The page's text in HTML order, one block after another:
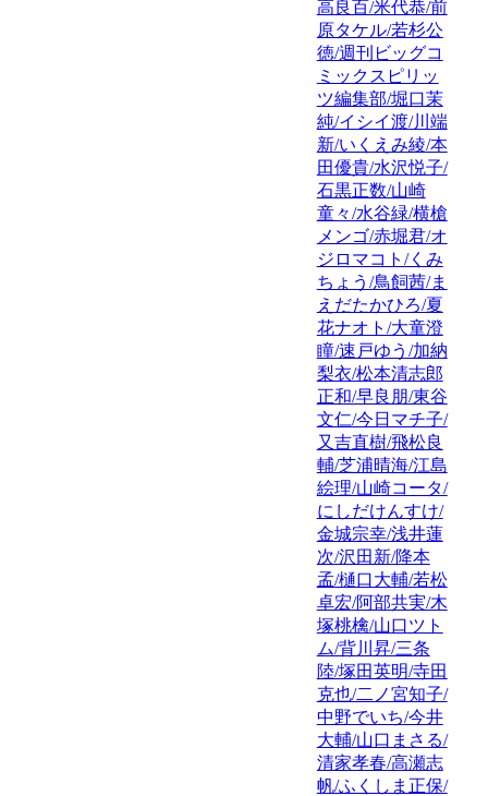
高良百/米代恭/前
原タケル/若杉公
徳/週刊ビッグコ
ミックスピリッ
ツ編集部/堀口茉
純/イシイ渡/川端
新/いくえみ綾/本
田優貴/水沢悦子/
石黒正数/山崎
童々/水谷緑/横槍
メンゴ/赤堀君/オ
ジロマコト/くみ
ちょう/鳥飼茜/ま
えだたかひろ/夏
花ナオト/大童澄
瞳/速戸ゆう/加納
梨衣/松本清志郎
正和/早良朋/東谷
文仁/今日マチ子/
又吉直樹/飛松良
輔/芝浦晴海/江島
絵理/山崎コータ/
にしだけんすけ/
金城宗幸/浅井蓮
次/沢田新/降本
孟/樋口大輔/若松
卓宏/阿部共実/木
塚桃檎/山口ツト
ム/背川昇/三条
陸/塚田英明/寺田
克也/二ノ宮知子/
中野でいち/今井
大輔/山口まさる/
清家孝春/高瀬志
帆/ふくしま正保/